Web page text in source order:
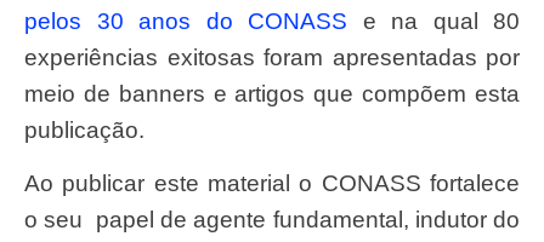
pelos 30 anos do CONASS e na qual 80
experiências exitosas foram apresentadas por
meio de banners e artigos que compõem esta
publicação.
Ao publicar este material o CONASS fortalece
o seu papel de agente fundamental, indutor do